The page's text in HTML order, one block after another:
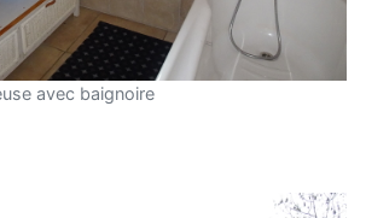
avec baignoire